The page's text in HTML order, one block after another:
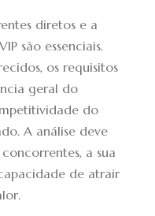
diretos e a
são essenciais.
os requisitos
geral do
do
A análise deve
a sua
de atrair